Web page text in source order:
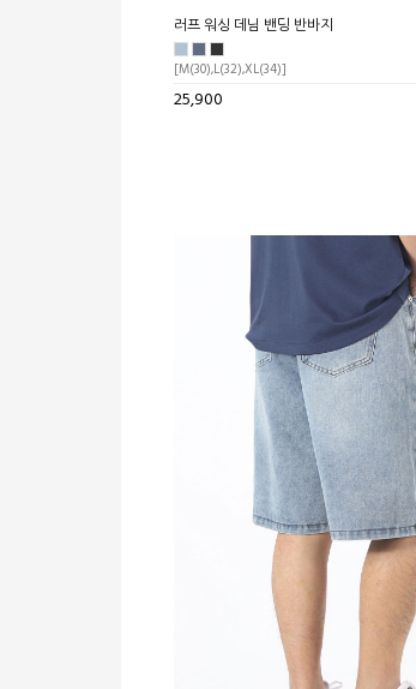
러프 워싱 데님 밴딩 반바지
[M(30),L(32),XL(34)]
25,900